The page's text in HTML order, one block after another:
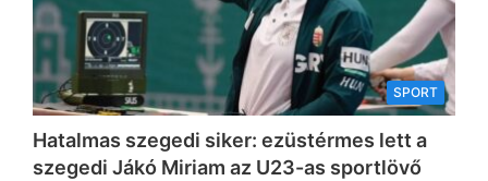
SPORT
Hatalmas szegedi siker: ezüstérmes lett a
szegedi Jákó Miriam az U23-as sportlövő